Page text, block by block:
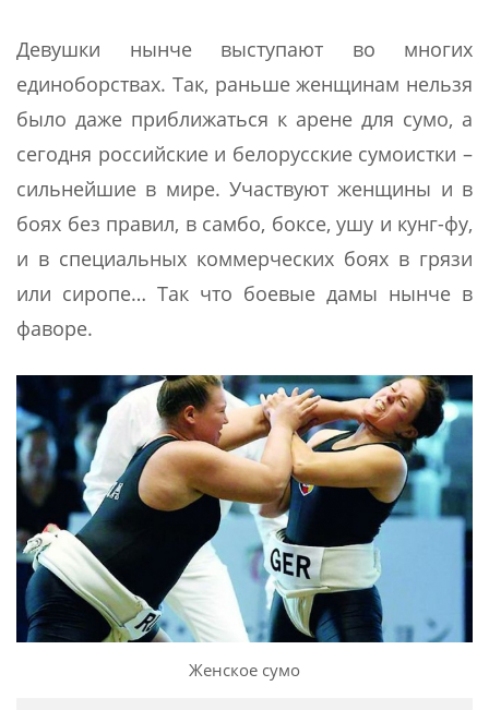
Девушки нынче выступают во многих
единоборствах. Так, раньше женщинам нельзя
было даже приближаться к арене для сумо, а
сегодня российские и белорусские сумоистки –
сильнейшие в мире. Участвуют женщины и в
боях без правил, в самбо, боксе, ушу и кунг-фу,
и в специальных коммерческих боях в грязи
или сиропе… Так что боевые дамы нынче в
фаворе.
Женское сумо